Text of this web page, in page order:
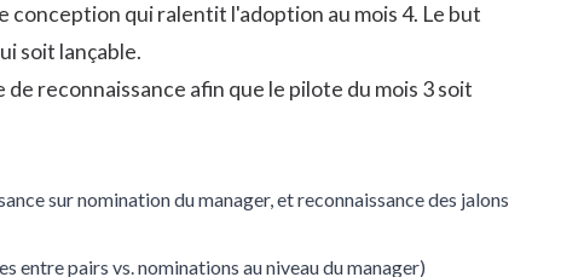
conception qui ralentit l'adoption au mois 4. Le but
soit lançable.
reconnaissance afin que le pilote du mois 3 soit
sur nomination du manager, et reconnaissance des jalons
entre pairs vs. nominations au niveau du manager)